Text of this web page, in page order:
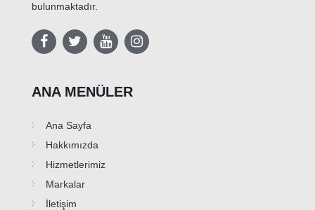
bulunmaktadır.
ANA MENÜLER
Ana Sayfa
Hakkımızda
Hizmetlerimiz
Markalar
İletişim